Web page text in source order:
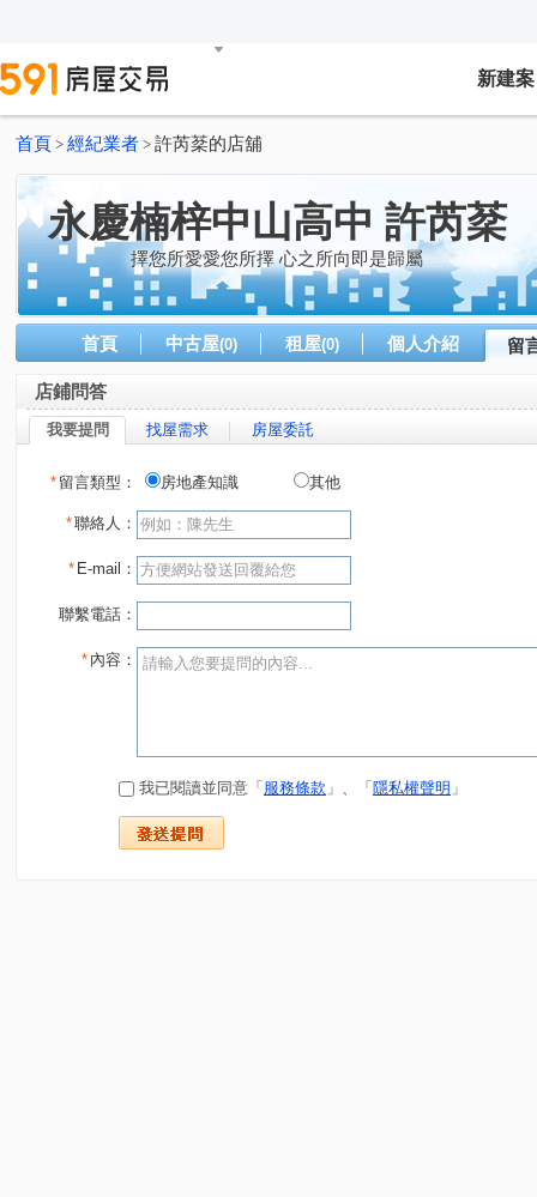
新建案
首頁 > 經紀業者 > 許芮棻的店舖
永慶楠梓中山高中 許芮棻
擇您所愛愛您所擇 心之所向即是歸屬
首頁 中古屋(0) 租屋(0) 個人介紹 留
店鋪問答
我要提問 找屋需求 房屋委託
* 留言類型： 房地產知識 其他
*聯絡人：
* E-mail：
聯繫電話：
* 內容：
我已閱讀並同意「 服務條款 」、「 隱私權聲明 」